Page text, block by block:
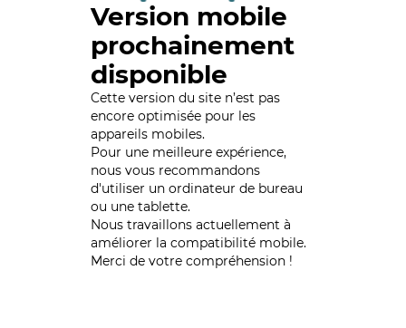
Version mobile
prochainement
disponible
Cette version du site n’est pas
encore optimisée pour les
appareils mobiles.
Pour une meilleure expérience,
nous vous recommandons
d'utiliser un ordinateur de bureau
ou une tablette.
Nous travaillons actuellement à
améliorer la compatibilité mobile.
Merci de votre compréhension !